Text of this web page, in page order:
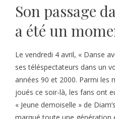
Son passage
a été un
Le vendredi 4 avril, « Danse
ses téléspectateurs dans un
années 90 et 2000. Parmi les
joués ce soir-là, les fans ont
« Jeune demoiselle » de